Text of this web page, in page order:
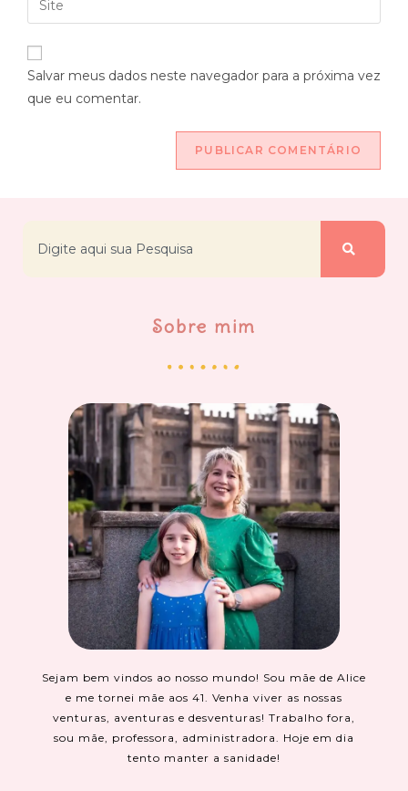
Salvar meus dados neste navegador para a próxima vez
que eu comentar.
Sobre mim
Sejam bem vindos ao nosso mundo! Sou mãe de Alice
e me tornei mãe aos 41. Venha viver as nossas
venturas, aventuras e desventuras! Trabalho fora,
sou mãe, professora, administradora. Hoje em dia
tento manter a sanidade!